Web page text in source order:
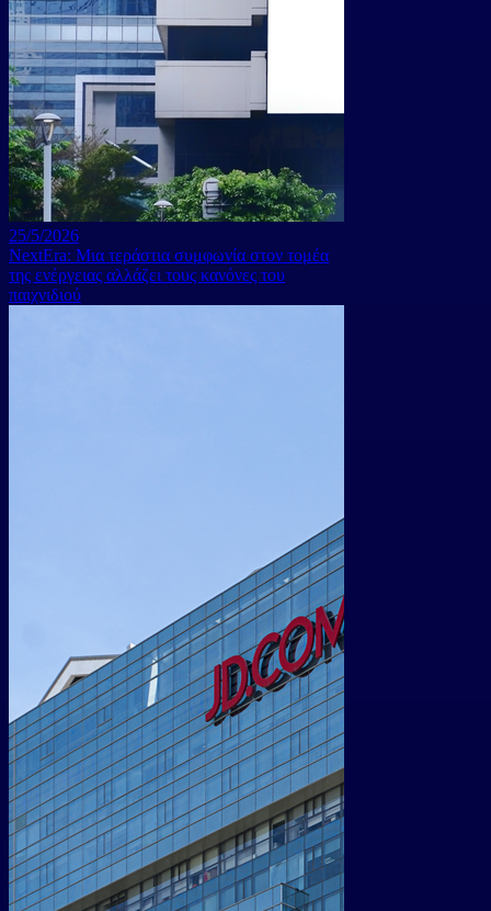
25/5/2026
NextEra: Μια τεράστια συμφωνία στον τομέα
της ενέργειας αλλάζει τους κανόνες του
παιχνιδιού